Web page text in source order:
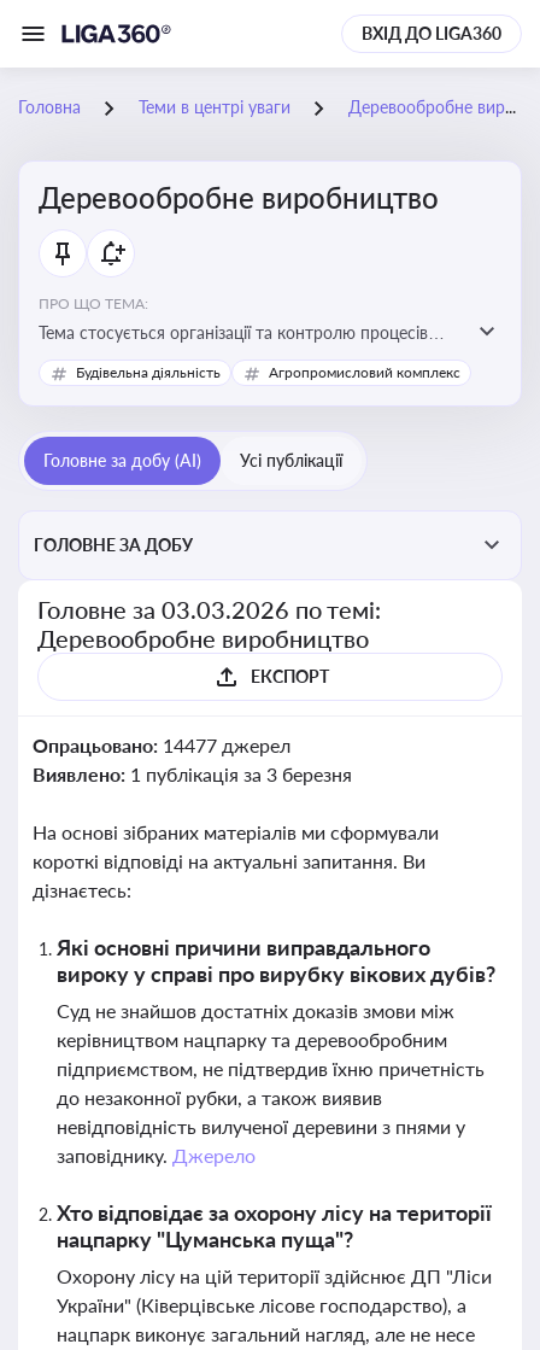
ВХІД ДО LIGA360
Головна Теми в центрі уваги Деревообробне виробництво
Деревообробне виробництво
ПРО ЩО ТЕМА:
Тема стосується організації та контролю процесів
переробки деревини, дотримання технічних
стандартів, екологічних вимог і безпеки праці на
Будівельна діяльність Агропромисловий комплекс
Головне за добу (AI) Усі публікації
ГОЛОВНЕ ЗА ДОБУ
Головне за 03.03.2026 по темі:
Деревообробне виробництво
ЕКСПОРТ
Опрацьовано: 14477 джерел
Виявлено: 1 публікація за 3 березня
На основі зібраних матеріалів ми сформували
короткі відповіді на актуальні запитання. Ви
дізнаєтесь:
Які основні причини виправдального
вироку у справі про вирубку вікових дубів?
Суд не знайшов достатніх доказів змови між
керівництвом нацпарку та деревообробним
підприємством, не підтвердив їхню причетність
до незаконної рубки, а також виявив
невідповідність вилученої деревини з пнями у
заповіднику. Джерело
Хто відповідає за охорону лісу на території
нацпарку "Цуманська пуща"?
Охорону лісу на цій території здійснює ДП "Ліси
України" (Ківерцівське лісове господарство), а
нацпарк виконує загальний нагляд, але не несе